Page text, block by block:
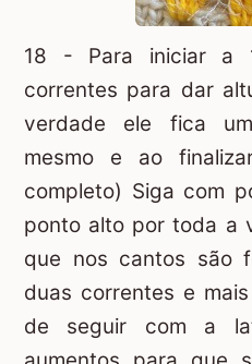
18 - Para iniciar a
correntes para dar
verdade ele fica
mesmo e ao
completo) Siga com
ponto alto por toda a
que nos cantos são
duas correntes e
de seguir com a